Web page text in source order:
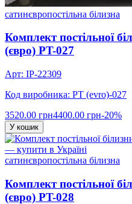
сатинєвропостільна білизна
Комплект постільної
(євро) PT-027
Арт: IP-22309
Код виробника: PT (evro)-027
3520.00 грн4400.00 грн-20%
У кошик
сатинєвропостільна білизна
Комплект постільної
(євро) PT-028